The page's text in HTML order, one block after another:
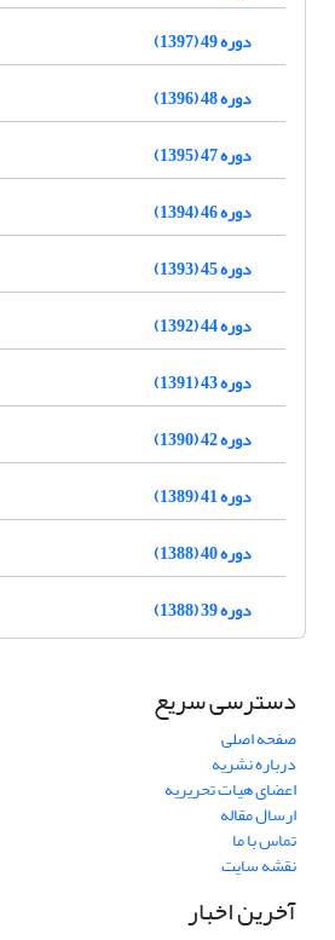
دوره 49 (1397)
دوره 48 (1396)
دوره 47 (1395)
دوره 46 (1394)
دوره 45 (1393)
دوره 44 (1392)
دوره 43 (1391)
دوره 42 (1390)
دوره 41 (1389)
دوره 40 (1388)
دوره 39 (1388)
دسترسی سریع
صفحه اصلی
درباره نشریه
اعضای هیات تحریریه
ارسال مقاله
تماس با ما
نقشه سایت
آخرین اخبار